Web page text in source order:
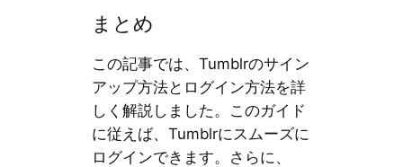
まとめ
この記事では、Tumblrのサイン
アップ方法とログイン方法を詳
しく解説しました。このガイド
に従えば、Tumblrにスムーズに
ログインできます。さらに、